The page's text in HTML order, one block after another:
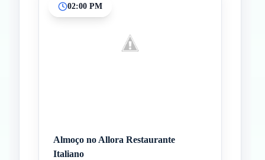
02:00 PM
Almoço no Allora Restaurante
Italiano